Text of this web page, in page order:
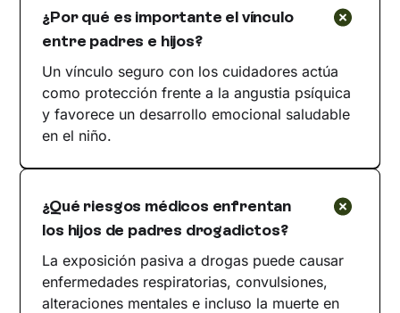
¿Por qué es importante el vínculo
entre padres e hijos?
Un vínculo seguro con los cuidadores actúa
como protección frente a la angustia psíquica
y favorece un desarrollo emocional saludable
en el niño.
¿Qué riesgos médicos enfrentan
los hijos de padres drogadictos?
La exposición pasiva a drogas puede causar
enfermedades respiratorias, convulsiones,
alteraciones mentales e incluso la muerte en